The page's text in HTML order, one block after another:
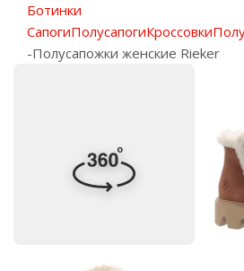
Ботинки
СапогиПолусапогиКроссовки
-Полусапожки женские Rieker